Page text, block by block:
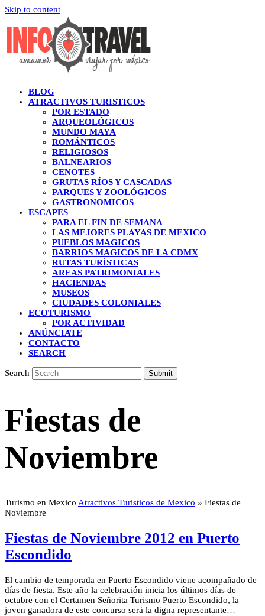
Skip to content
BLOG
ATRACTIVOS TURISTICOS
POR ESTADO
ARQUEOLÓGICOS
MUNDO MAYA
ROMÁNTICOS
RELIGIOSOS
BALNEARIOS
CENOTES
GRUTAS RÍOS Y CASCADAS
PARQUES Y ZOOLÓGICOS
GASTRONOMICOS
ESCAPES
PARA EL FIN DE SEMANA
LAS MEJORES PLAYAS DE MEXICO
PUEBLOS MAGICOS
BARRIOS MAGICOS DE LA CDMX
RUTAS TURÍSTICAS
AREAS PATRIMONIALES
HACIENDAS
MUSEOS
CIUDADES COLONIALES
ECOTURISMO
POR ACTIVIDAD
ANÚNCIATE
CONTACTO
SEARCH
Search Submit
Fiestas de
Noviembre
Turismo en Mexico Atractivos Turisticos de Mexico » Fiestas de
Noviembre
Fiestas de Noviembre 2012 en Puerto
Escondido
El cambio de temporada en Puerto Escondido viene acompañado de
días de fiesta. Este año la celebración inicia los últimos días de
octubre con el Certamen Señorita Turismo Puerto Escondido, la
joven ganadora de este concurso será la digna representante…